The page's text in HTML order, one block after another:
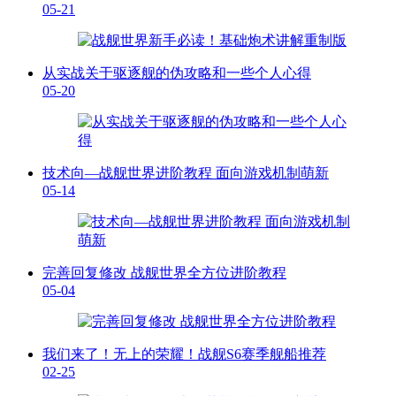
05-21
从实战关于驱逐舰的伪攻略和一些个人心得
05-20
技术向—战舰世界进阶教程 面向游戏机制萌新
05-14
完善回复修改 战舰世界全方位进阶教程
05-04
我们来了！无上的荣耀！战舰S6赛季舰船推荐
02-25